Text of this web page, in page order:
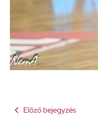
Előző bejegyzés